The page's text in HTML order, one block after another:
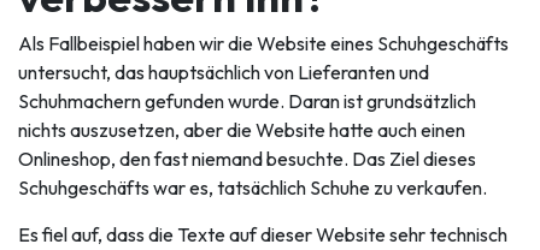
Als Fallbeispiel haben wir die Website eines Schuhgeschäfts
untersucht, das hauptsächlich von Lieferanten und
Schuhmachern gefunden wurde. Daran ist grundsätzlich
nichts auszusetzen, aber die Website hatte auch einen
Onlineshop, den fast niemand besuchte. Das Ziel dieses
Schuhgeschäfts war es, tatsächlich Schuhe zu verkaufen.
Es fiel auf, dass die Texte auf dieser Website sehr technisch